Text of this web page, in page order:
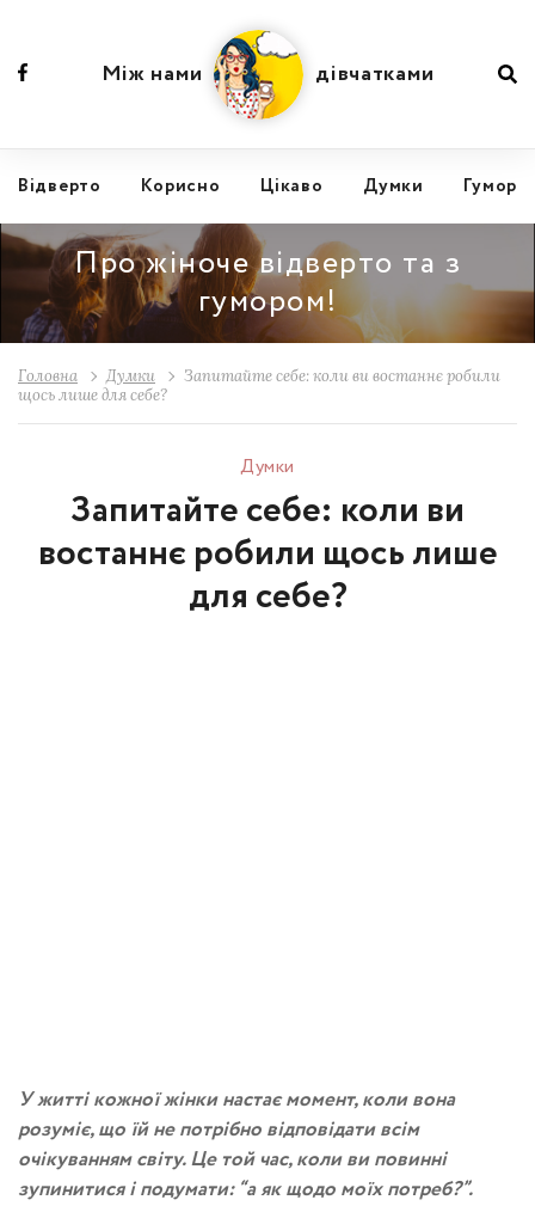
Відвертo Корисно Цікаво Думки Гумор
Між нами дівчатками
Про жіноче відверто та з
гумором!
Головна Думки
Запитайте себе: коли ви востаннє робили
щось лише для себе?
Думки
Запитайте себе: коли ви
востаннє робили щось лише
для себе?
У житті кожної жінки настає момент, коли вона
розуміє, що їй не потрібно відповідати всім
очікуванням світу. Це той час, коли ви повинні
зупинитися і подумати: “а як щодо моїх потреб?”.